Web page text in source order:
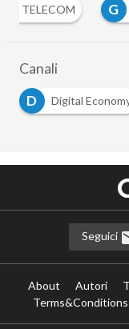
TELECOM G
Canali
D
Digital
Seguici
About Autori